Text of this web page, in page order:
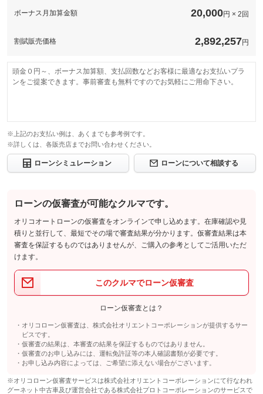
させません！
ロードサー
ビスの有無
無し
ロードサー
このパックの見積もり依頼（無料）
保証修理受
-
ロードサー
ビスの有無
このパックの見積もり依頼（無料）
ボーナス月加算金額 20,000円 × 2回
割賦販売価格 2,892,257円
頭金０円～、ボーナス加算額、支払回数などお客様に最適なお支払いプラ
ンをご提案できます。事前審査も無料ですのでお気軽にご用命下さい。
※上記のお支払い例は、あくまでも参考例です。
※詳しくは、各販売店までお問い合わせください。
ローンシミュレーション ローンについて相談する
ローンの仮審査が可能なクルマです。
オリコオートローンの仮審査をオンラインで申し込めます。在庫確認や見
積りと並行して、最短でその場で審査結果が分かります。仮審査結果は本
審査を保証するものではありませんが、ご購入の参考としてご活用いただ
けます。
このクルマでローン仮審査
ローン仮審査とは？
オリコローン仮審査は、株式会社オリエントコーポレーションが提供するサー
ビスです。
仮審査の結果は、本審査の結果を保証するものではありません。
仮審査のお申し込みには、運転免許証等の本人確認書類が必要です。
お申し込み内容によっては、ご希望に添えない場合がございます。
※オリコローン仮審査サービスは株式会社オリエントコーポレーションにて行なわれ
グーネット中古車及び運営会社である株式会社プロトコーポレーションのサービスで